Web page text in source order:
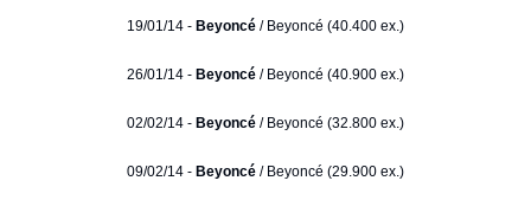
19/01/14 - Beyoncé / Beyoncé (40.400 ex.)
26/01/14 - Beyoncé / Beyoncé (40.900 ex.)
02/02/14 - Beyoncé / Beyoncé (32.800 ex.)
09/02/14 - Beyoncé / Beyoncé (29.900 ex.)